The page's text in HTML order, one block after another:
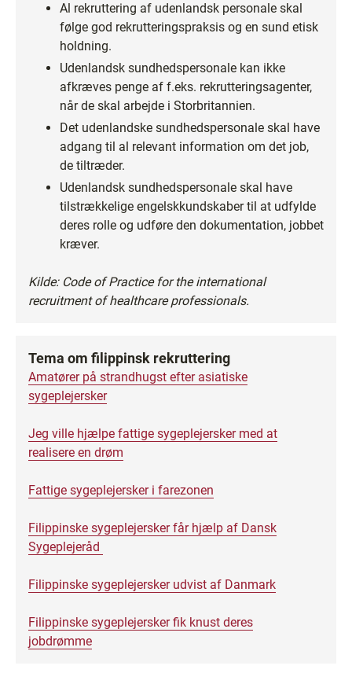
Al rekruttering af udenlandsk personale skal
følge god rekrutteringspraksis og en sund etisk
holdning.
Udenlandsk sundhedspersonale kan ikke
afkræves penge af f.eks. rekrutteringsagenter,
når de skal arbejde i Storbritannien.
Det udenlandske sundhedspersonale skal have
adgang til al relevant information om det job,
de tiltræder.
Udenlandsk sundhedspersonale skal have
tilstrækkelige engelskkundskaber til at udfylde
deres rolle og udføre den dokumentation, jobbet
kræver.
Kilde: Code of Practice for the international
recruitment of healthcare professionals.
Tema om filippinsk rekruttering
Amatører på strandhugst efter asiatiske
sygeplejersker
Jeg ville hjælpe fattige sygeplejersker med at
realisere en drøm
Fattige sygeplejersker i farezonen
Filippinske sygeplejersker får hjælp af Dansk
Sygeplejeråd
Filippinske sygeplejersker udvist af Danmark
Filippinske sygeplejersker fik knust deres
jobdrømme